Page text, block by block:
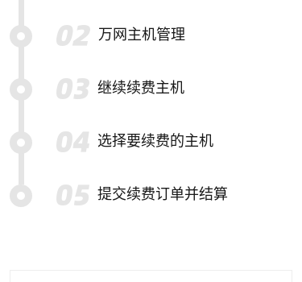
万网主机管理
继续续费主机
选择要续费的主机
提交续费订单并结算